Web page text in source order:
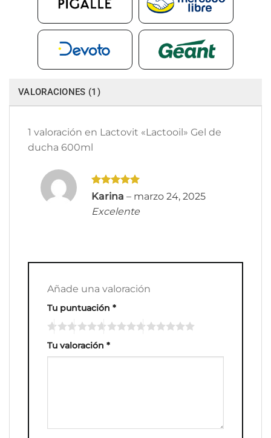
VALORACIONES (1)
1 valoración en Lactovit «Lactooil» Gel de
ducha 600ml
Valorado
Karina – marzo 24, 2025
Excelente
Añade una valoración
Tu puntuación *
Tu valoración *